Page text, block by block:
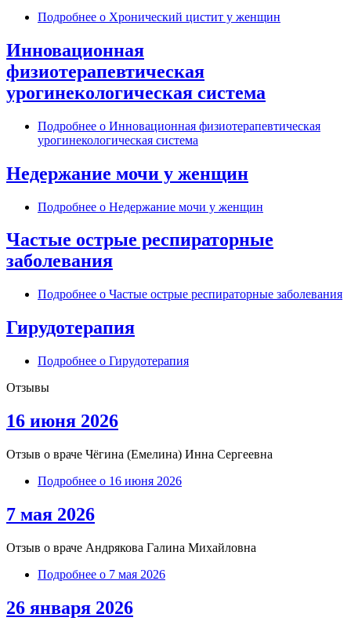
Подробнее о Хронический цистит у женщин
Инновационная
физиотерапевтическая
урогинекологическая система
Подробнее о Инновационная физиотерапевтическая
урогинекологическая система
Недержание мочи у женщин
Подробнее о Недержание мочи у женщин
Частые острые респираторные
заболевания
Подробнее о Частые острые респираторные заболевания
Гирудотерапия
Подробнее о Гирудотерапия
Отзывы
16 июня 2026
Отзыв о враче Чёгина (Емелина) Инна Сергеевна
Подробнее о 16 июня 2026
7 мая 2026
Отзыв о враче Андрякова Галина Михайловна
Подробнее о 7 мая 2026
26 января 2026